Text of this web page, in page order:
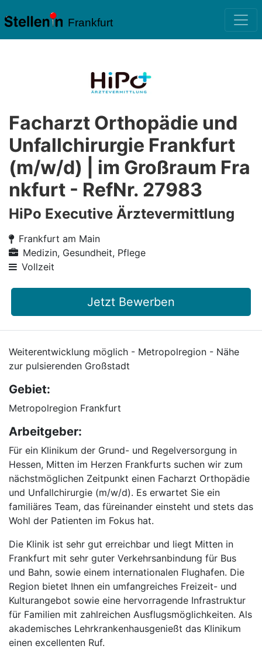
Frankfurt
Facharzt Orthopädie und
Unfallchirurgie Frankfurt
(m/w/d) | im Großraum Fra
nkfurt - RefNr. 27983
HiPo Executive Ärztevermittlung
Frankfurt am Main
Medizin, Gesundheit, Pflege
Vollzeit
Jetzt Bewerben
Weiterentwicklung möglich - Metropolregion - Nähe
zur pulsierenden Großstadt
Gebiet:
Metropolregion Frankfurt
Arbeitgeber:
Für ein Klinikum der Grund- und Regelversorgung in
Hessen, Mitten im Herzen Frankfurts suchen wir zum
nächstmöglichen Zeitpunkt einen Facharzt Orthopädie
und Unfallchirurgie (m/w/d). Es erwartet Sie ein
familiäres Team, das füreinander einsteht und stets das
Wohl der Patienten im Fokus hat.
Die Klinik ist sehr gut erreichbar und liegt Mitten in
Frankfurt mit sehr guter Verkehrsanbindung für Bus
und Bahn, sowie einem internationalen Flughafen. Die
Region bietet Ihnen ein umfangreiches Freizeit- und
Kulturangebot sowie eine hervorragende Infrastruktur
für Familien mit zahlreichen Ausflugsmöglichkeiten. Als
akademisches Lehrkrankenhausgenießt das Klinikum
einen excellenten Ruf.